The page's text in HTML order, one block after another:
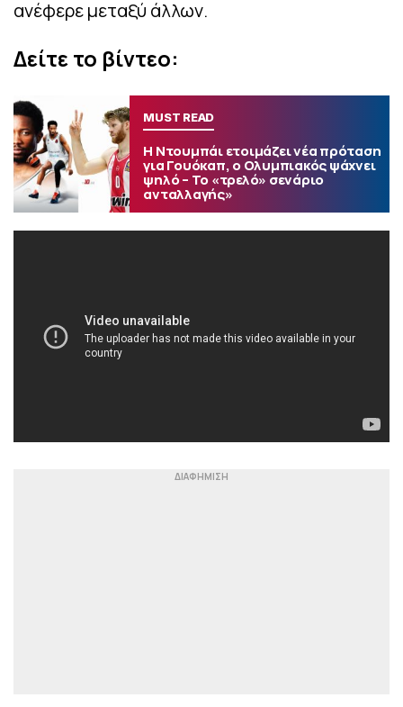
ανέφερε μεταξύ άλλων.
Δείτε το βίντεο:
MUST READ
Η Ντουμπάι ετοιμάζει νέα πρόταση
για Γουόκαπ, ο Ολυμπιακός ψάχνει
ψηλό – Το «τρελό» σενάριο
ανταλλαγής»